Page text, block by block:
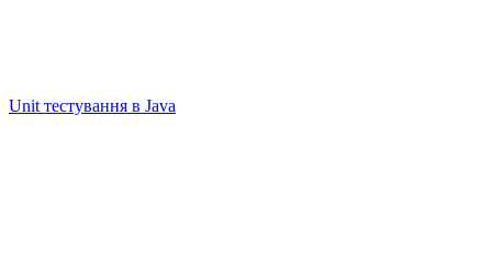
Unit тестування в Java